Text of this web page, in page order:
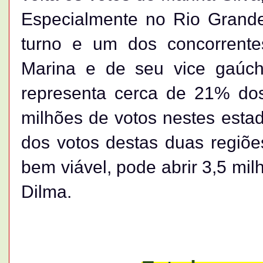
Especialmente no Rio
turno e um dos
Marina e de seu vice
representa cerca de 21%
milhões de votos nestes
dos votos destas duas
bem viável, pode abrir 3,5
Dilma.